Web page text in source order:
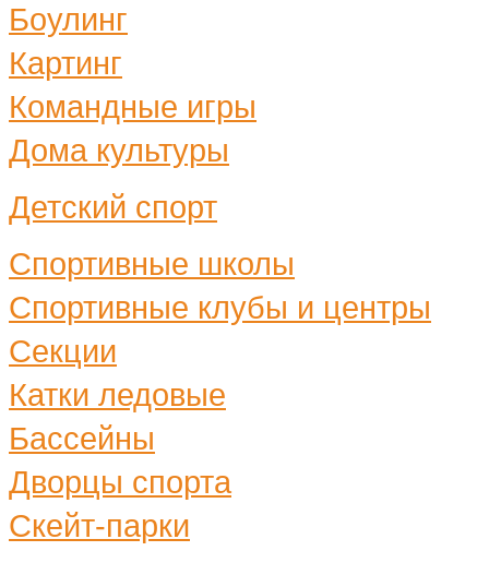
Боулинг
Картинг
Командные игры
Дома культуры
Детский спорт
Спортивные школы
Спортивные клубы и центры
Секции
Катки ледовые
Бассейны
Дворцы спорта
Скейт-парки